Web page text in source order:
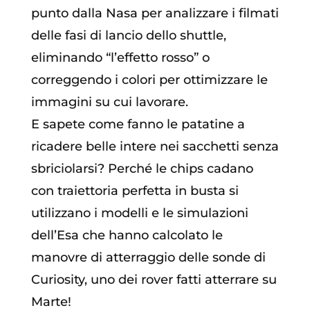
punto dalla Nasa per analizzare i filmati
delle fasi di lancio dello shuttle,
eliminando “l’effetto rosso” o
correggendo i colori per ottimizzare le
immagini su cui lavorare.
E sapete come fanno le patatine a
ricadere belle intere nei sacchetti senza
sbriciolarsi? Perché le chips cadano
con traiettoria perfetta in busta si
utilizzano i modelli e le simulazioni
dell’Esa che hanno calcolato le
manovre di atterraggio delle sonde di
Curiosity, uno dei rover fatti atterrare su
Marte!